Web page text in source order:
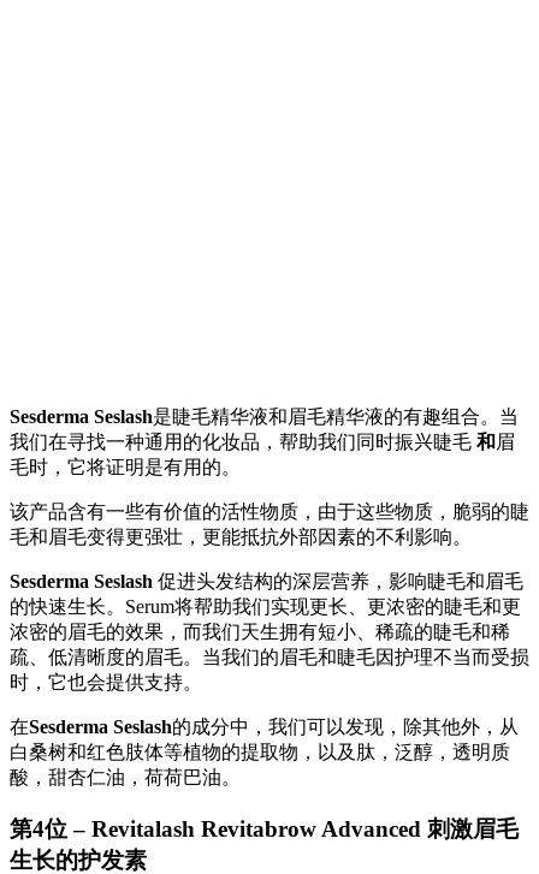
Sesderma Seslash是睫毛精华液和眉毛精华液的有趣组合。当
我们在寻找一种通用的化妆品，帮助我们同时振兴睫毛 和 眉
毛时，它将证明是有用的。
该产品含有一些有价值的活性物质，由于这些物质，脆弱的睫
毛和眉毛变得更强壮，更能抵抗外部因素的不利影响。
Sesderma Seslash 促进头发结构的深层营养，影响睫毛和眉毛
的快速生长。Serum将帮助我们实现更长、更浓密的睫毛和更
浓密的眉毛的效果，而我们天生拥有短小、稀疏的睫毛和稀
疏、低清晰度的眉毛。当我们的眉毛和睫毛因护理不当而受损
时，它也会提供支持。
在Sesderma Seslash的成分中，我们可以发现，除其他外，从
白桑树和红色肢体等植物的提取物，以及肽，泛醇，透明质
酸，甜杏仁油，荷荷巴油。
第4位 – Revitalash Revitabrow Advanced 刺激眉毛
生长的护发素